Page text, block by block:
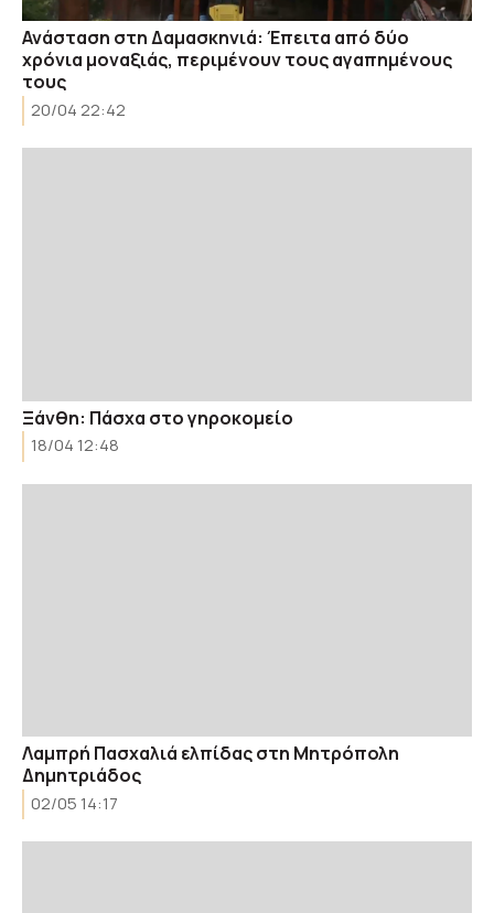
Ανάσταση στη Δαμασκηνιά: Έπειτα από δύο
χρόνια μοναξιάς, περιμένουν τους αγαπημένους
τους
20/04 22:42
Ξάνθη: Πάσχα στο γηροκομείο
18/04 12:48
Λαμπρή Πασχαλιά ελπίδας στη Μητρόπολη
Δημητριάδος
02/05 14:17